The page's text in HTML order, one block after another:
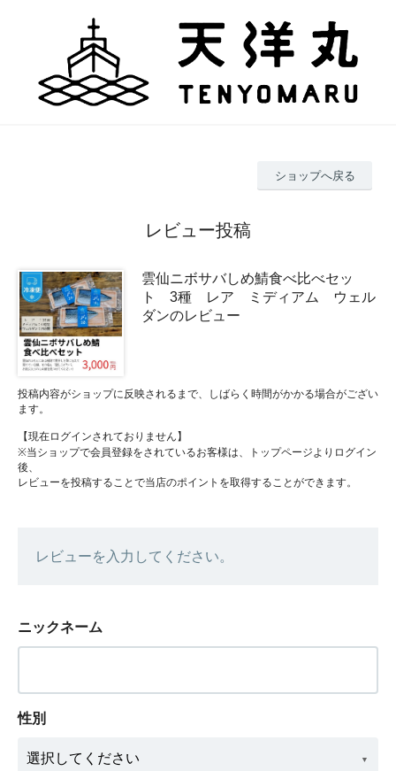
ショップへ戻る
レビュー投稿
雲仙ニボサバしめ鯖食べ比べセッ
ト 3種 レア ミディアム ウェル
ダンのレビュー
投稿内容がショップに反映されるまで、しばらく時間がかかる場合がござい
ます。
【現在ログインされておりません】
※当ショップで会員登録をされているお客様は、トップページよりログイン
後、
レビューを投稿することで当店のポイントを取得することができます。
レビューを入力してください。
ニックネーム
性別